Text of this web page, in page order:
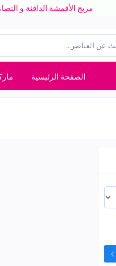
مزيج الأقمشة الدافئة و التصاميم
الصفحة الرئيسية